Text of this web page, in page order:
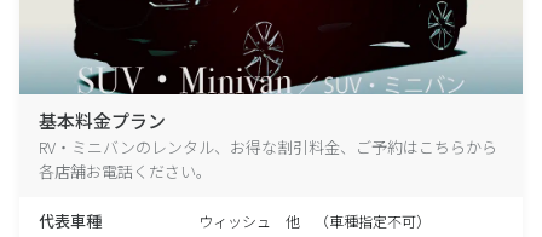
基本料金プラン
RV・ミニバンのレンタル、お得な割引料金、ご予約はこちらから
各店舗お電話ください。
代表車種 ウィッシュ 他 （車種指定不可）